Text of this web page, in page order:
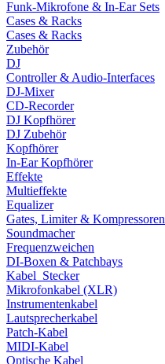
Funk-Mikrofone & In-Ear Sets
Cases & Racks
Cases & Racks
Zubehör
DJ
Controller & Audio-Interfaces
DJ-Mixer
CD-Recorder
DJ Kopfhörer
DJ Zubehör
Kopfhörer
In-Ear Kopfhörer
Effekte
Multieffekte
Equalizer
Gates, Limiter & Kompressoren
Soundmacher
Frequenzweichen
DI-Boxen & Patchbays
Kabel_Stecker
Mikrofonkabel (XLR)
Instrumentenkabel
Lautsprecherkabel
Patch-Kabel
MIDI-Kabel
Optische Kabel